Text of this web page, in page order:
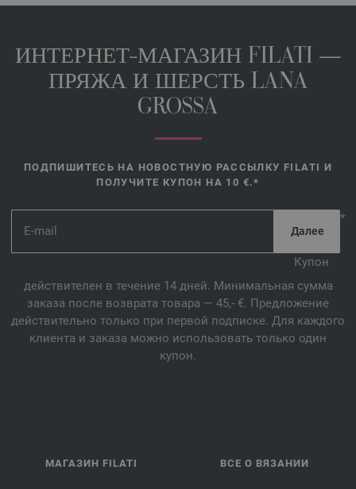
ИНТЕРНЕТ-МАГАЗИН FILATI —
ПРЯЖА И ШЕРСТЬ LANA
GROSSA
ПОДПИШИТЕСЬ НА НОВОСТНУЮ РАССЫЛКУ FILATI И
ПОЛУЧИТЕ КУПОН НА 10 €.*
*
Купон
действителен в течение 14 дней. Минимальная сумма
заказа после возврата товара — 45,- €. Предложение
действительно только при первой подписке. Для каждого
клиента и заказа можно использовать только один
купон.
МАГАЗИН FILATI ВСЕ О ВЯЗАНИИ